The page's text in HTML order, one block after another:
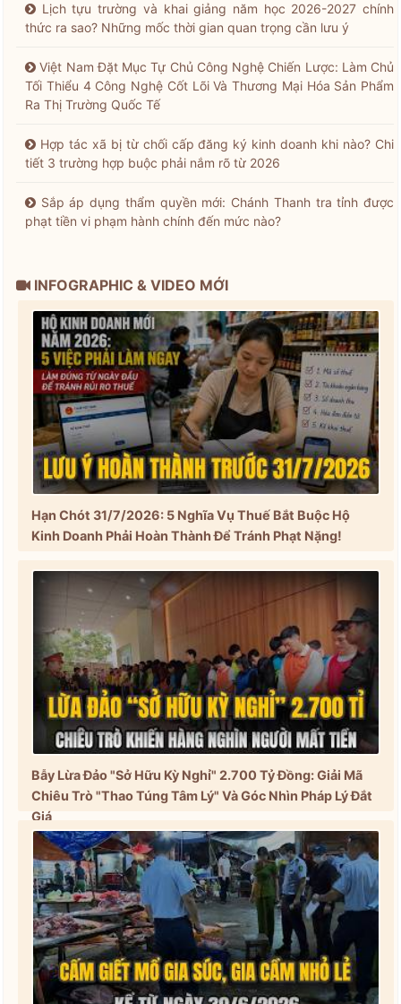
Lịch tựu trường và khai giảng năm học 2026-2027 chính
thức ra sao? Những mốc thời gian quan trọng cần lưu ý
Việt Nam Đặt Mục Tự Chủ Công Nghệ Chiến Lược: Làm Chủ
Tối Thiểu 4 Công Nghệ Cốt Lõi Và Thương Mại Hóa Sản Phẩm
Ra Thị Trường Quốc Tế
Hợp tác xã bị từ chối cấp đăng ký kinh doanh khi nào? Chi
tiết 3 trường hợp buộc phải nắm rõ từ 2026
Sắp áp dụng thẩm quyền mới: Chánh Thanh tra tỉnh được
phạt tiền vi phạm hành chính đến mức nào?
INFOGRAPHIC & VIDEO MỚI
Hạn Chót 31/7/2026: 5 Nghĩa Vụ Thuế Bắt Buộc Hộ
Kinh Doanh Phải Hoàn Thành Để Tránh Phạt Nặng!
Bẫy Lừa Đảo "Sở Hữu Kỳ Nghỉ" 2.700 Tỷ Đồng: Giải Mã
Chiêu Trò "Thao Túng Tâm Lý" Và Góc Nhìn Pháp Lý Đắt
Giá